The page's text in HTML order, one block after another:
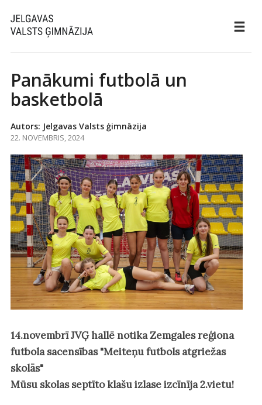
Panākumi futbolā un
basketbolā
Autors: Jelgavas Valsts ģimnāzija
22. NOVEMBRIS, 2024
14.novembrī JVĢ hallē notika Zemgales reģiona
futbola sacensības "Meiteņu futbols atgriežas
skolās"
Mūsu skolas septīto klašu izlase izcīnīja 2.vietu!